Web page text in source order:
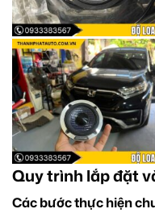
Quy trình lắp đặt
Các bước thực hiện